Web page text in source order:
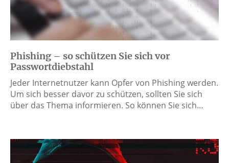
Phishing – so schützen Sie sich vor
Passwortdiebstahl
Jeder Internetnutzer kann Opfer von Phishing werden.
Um sich besser davor zu schützen, sollten Sie sich
über das Thema informieren. So können Sie sich…